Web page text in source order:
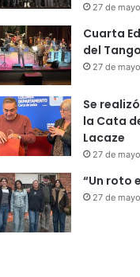
27 de
Cuarta
del
27 de
Se
la Cata
Lacaze
27 de
“Un roto
27 de